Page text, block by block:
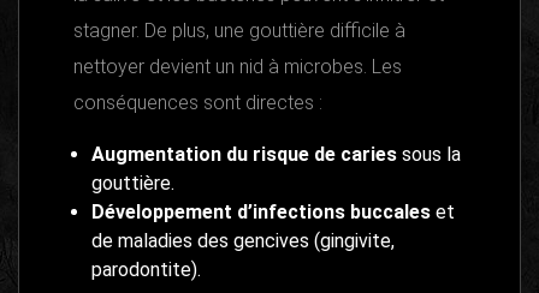
stagner. De plus, une gouttière difficile à
nettoyer devient un nid à microbes. Les
conséquences sont directes :
Augmentation du risque de caries sous la
gouttière.
Développement d’infections buccales et
de maladies des gencives (gingivite,
parodontite).